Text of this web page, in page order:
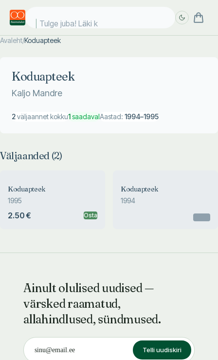
Tulge juba! Läki ko
Avaleht/Koduapteek
Koduapteek
Kaljo Mandre
2väljaannet kokku1saadavalAastad: 1994–1995
Väljaanded (2)
Koduapteek
1995
2.50 € Osta
Koduapteek
1994
Ainult olulised uudised —
värsked raamatud,
allahindlused, sündmused.
Telli uudiskiri